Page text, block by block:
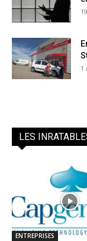
1
LES
ENTREPRISES